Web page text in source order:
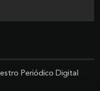
Periódico Digital